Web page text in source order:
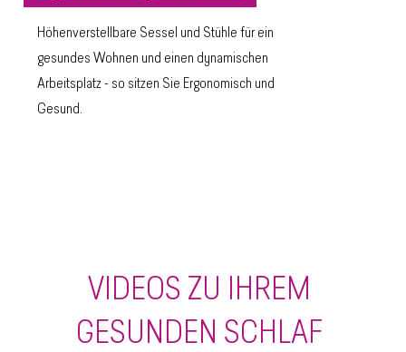
Höhenverstellbare Sessel und Stühle für ein
gesundes Wohnen und einen dynamischen
Arbeitsplatz - so sitzen Sie Ergonomisch und
Gesund.
VIDEOS ZU IHREM
GESUNDEN SCHLAF